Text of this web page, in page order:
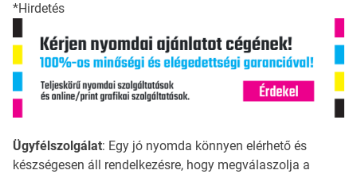
*Hirdetés
Ügyfélszolgálat: Egy jó nyomda könnyen elérhető és
készségesen áll rendelkezésre, hogy megválaszolja a